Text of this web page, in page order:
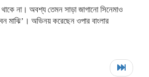
না। অবশ্য তেমন সাড়া জাগানো সিনেমাও
মাঝি’। অভিনয় করেছেন ওপার বাংলার